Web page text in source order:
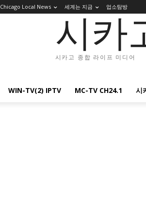
Chicago Local News 세계는 지금 업소탐방
시카
시카고 종합 라이프 미디어
WIN-TV(2) IPTV MC-TV CH24.1 시